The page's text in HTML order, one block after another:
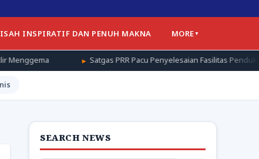
INSPIRATIF DAN PENUH MAKNA MORE
Satgas PRR Pacu Penyelesaian Fasilitas Pendukung Huntap di
SEARCH NEWS